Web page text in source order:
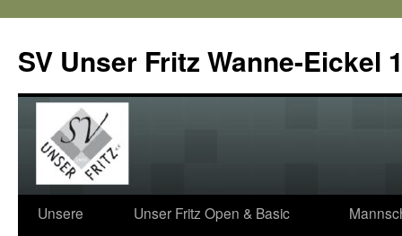
SV Unser Fritz Wanne-Eickel
Zum
Unsere
Unser Fritz Open & Basic